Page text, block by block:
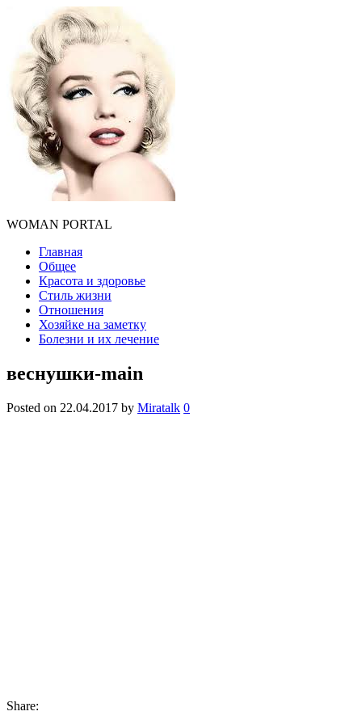
WOMAN PORTAL
Главная
Общее
Красота и здоровье
Стиль жизни
Отношения
Хозяйке на заметку
Болезни и их лечение
веснушки-main
Posted on 22.04.2017 by Miratalk 0
Share: